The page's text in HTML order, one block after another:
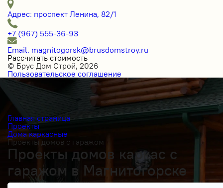
Адрес: проспект Ленина, 82/1
+7 (967) 555-36-93
Email: magnitogorsk@brusdomstroy.ru
Рассчитать стоимость
© Брус Дом Строй, 2026
Пользовательское соглашение
Главная страница
Проекты
Дома каркасные
Проекты домов с гаражом
Проекты домов каркас с
гаражом в Магнитогорске
Получить косультацию